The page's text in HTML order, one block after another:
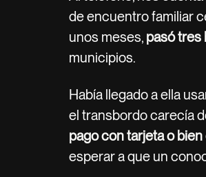
de encuentro familiar
unos meses, pasó tres
municipios.
Había llegado a ella
el transbordo carecía
pago con tarjeta o
esperar a que un